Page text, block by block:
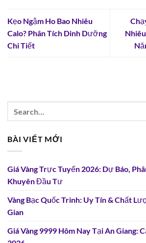
Kẹo Ngậm Ho Bao Nhiêu
Calo? Phân Tích Dinh Dưỡng
Chi Tiết
BÀI VIẾT MỚI
Giá Vàng Trực Tuyến 2026: Dự Báo,
Khuyên Đầu Tư
Vàng Bạc Quốc Trinh: Uy Tín & Chất
Gian
Giá Vàng 9999 Hôm Nay Tại An Giang: